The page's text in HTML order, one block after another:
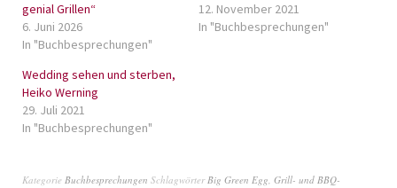
genial Grillen“
6. Juni 2026
In "Buchbesprechungen"
12. November 2021
In "Buchbesprechungen"
Wedding sehen und sterben,
Heiko Werning
29. Juli 2021
In "Buchbesprechungen"
Kategorie Buchbesprechungen SchlagwörterBig Green Egg, Grill- und BBQ-